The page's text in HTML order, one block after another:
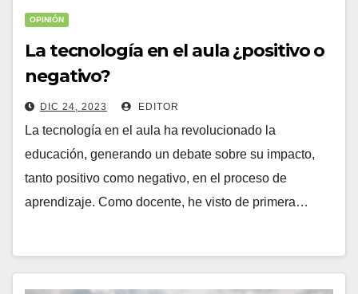
OPINIÓN
La tecnología en el aula ¿positivo o
negativo?
DIC 24, 2023 EDITOR
La tecnología en el aula ha revolucionado la
educación, generando un debate sobre su impacto,
tanto positivo como negativo, en el proceso de
aprendizaje. Como docente, he visto de primera…